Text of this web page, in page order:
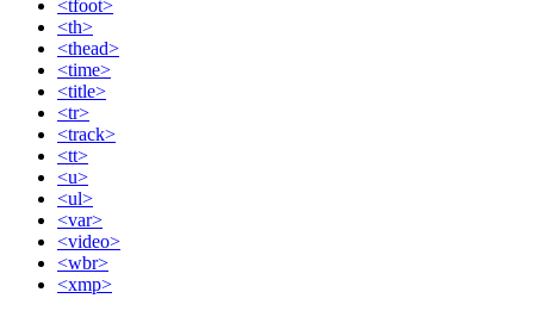
<tfoot>
<th>
<thead>
<time>
<title>
<tr>
<track>
<tt>
<u>
<ul>
<var>
<video>
<wbr>
<xmp>